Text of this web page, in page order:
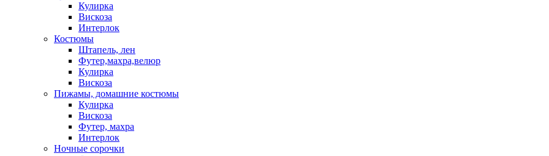
Кулирка
Вискоза
Интерлок
Костюмы
Штапель, лен
Футер,махра,велюр
Кулирка
Вискоза
Пижамы, домашние костюмы
Кулирка
Вискоза
Футер, махра
Интерлок
Ночные сорочки